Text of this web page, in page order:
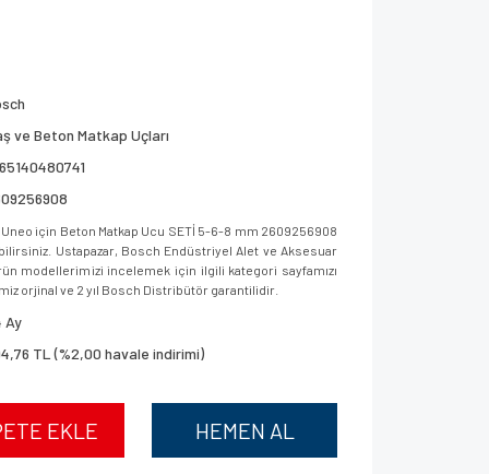
ve Beton Matkap Uçları
için Beton Matkap Ucu SETİ 5-6-8 mm 2609256908
Ustapazar, Bosch Endüstriyel Alet ve Aksesuar
modellerimizi incelemek için ilgili kategori sayfamızı
orjinal ve 2 yıl Bosch Distribütör garantilidir.
Ay
TL (%2,00 havale indirimi)
EKLE HEMEN AL